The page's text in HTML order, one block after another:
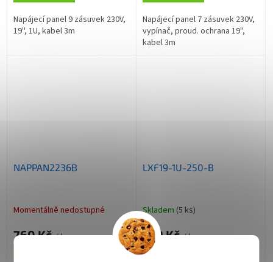
Napájecí panel 9 zásuvek 230V,
19'', 1U, kabel 3m
Napájecí panel 7 zásuvek 230V,
vypínač, proud. ochrana 19'',
kabel 3m
NAPPAN2236B
Momentálně nedostupné
760 Kč/ ks
LXF19-1U-250-B
Skladem (5 ks)
419 Kč/ ks